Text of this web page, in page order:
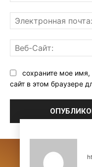
сохраните мое
сайт в этом браузере